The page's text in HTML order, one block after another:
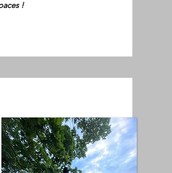
!